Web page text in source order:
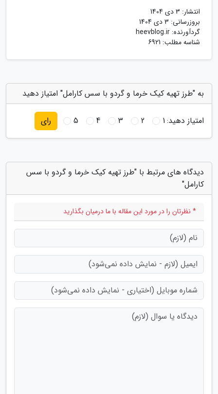
انتشار: 3 دی 1404
بروزرسانی: 3 دی 1404
گردآورنده: heevblog.ir
شناسه مطلب: 6921
به "طرز تهیه کیک خرما و گردو با سس کارامل" امتیاز دهید
امتیاز دهید:1
2
3
4
5 رای
دیدگاه های مرتبط با "طرز تهیه کیک خرما و گردو با سس
کارامل"
* نظرتان را در مورد این مقاله با ما درمیان بگذارید